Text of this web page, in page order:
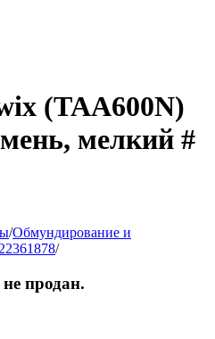
(TAA600N)
мелкий #
/Обмундирование и
/
продан.